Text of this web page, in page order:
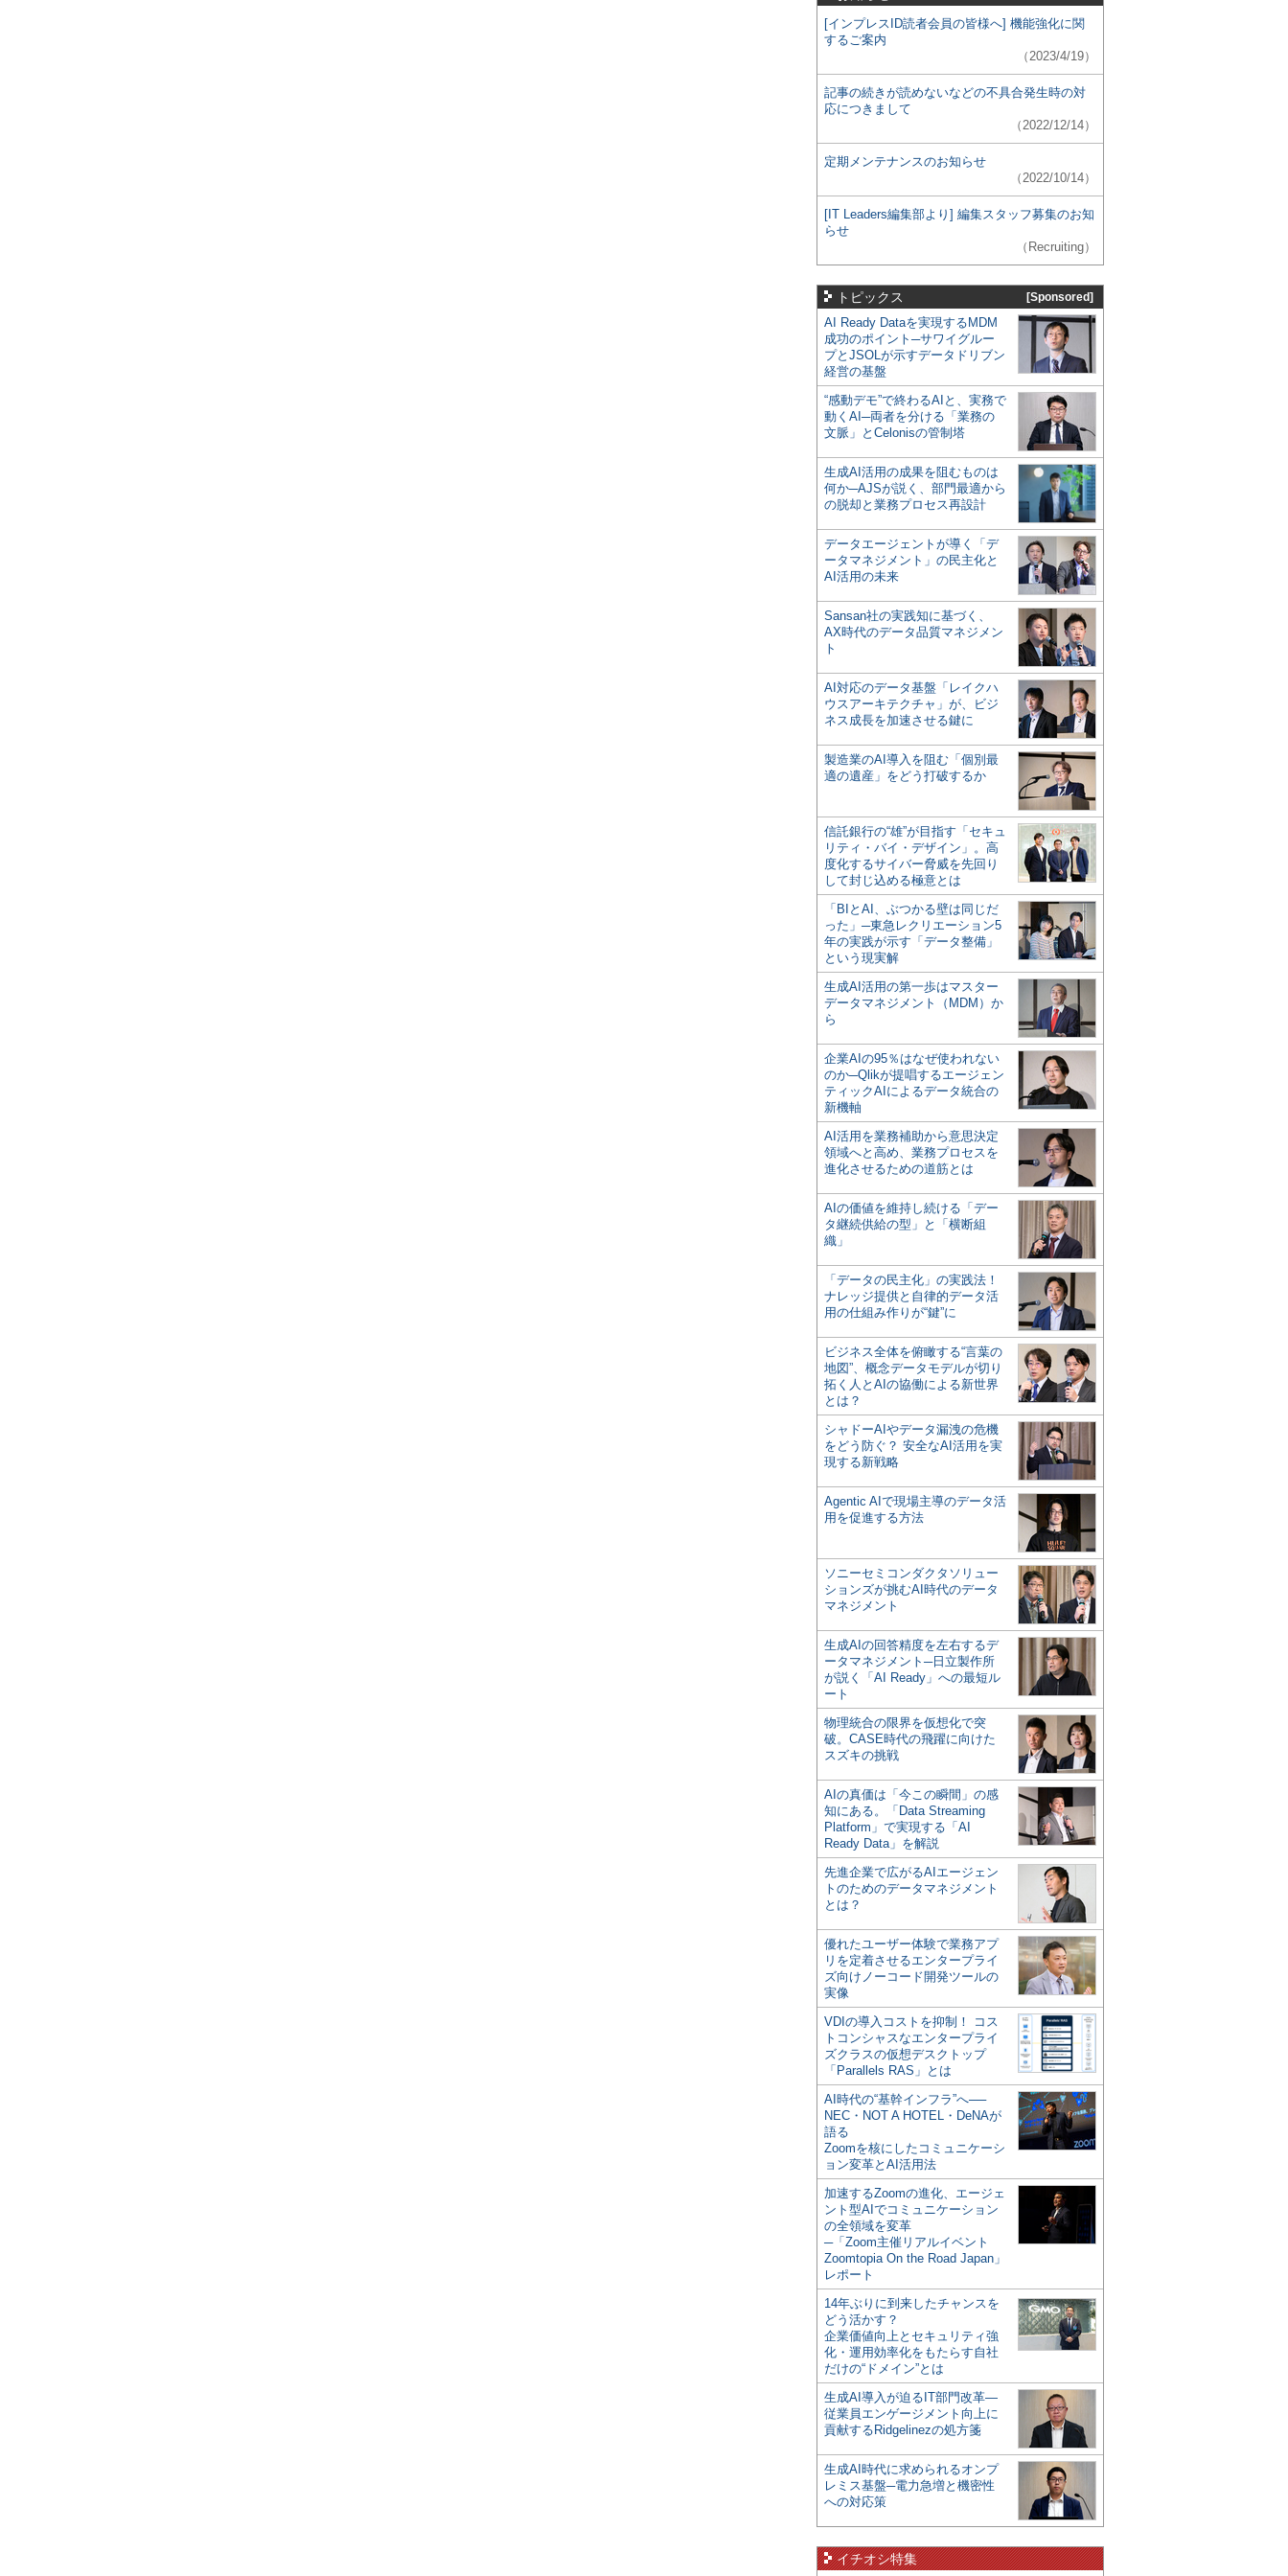
[インプレスID読者会員の皆様へ] 機能強化に関
するご案内
（2023/4/19）
記事の続きが読めないなどの不具合発生時の対
応につきまして
（2022/12/14）
定期メンテナンスのお知らせ
（2022/10/14）
[IT Leaders編集部より] 編集スタッフ募集のお知
らせ
（Recruiting）
トピックス [Sponsored]
AI Ready Dataを実現するMDM
成功のポイント─サワイグルー
プとJSOLが示すデータドリブン
経営の基盤
“感動デモ”で終わるAIと、実務で
動くAI─両者を分ける「業務の
文脈」とCelonisの管制塔
生成AI活用の成果を阻むものは
何か─AJSが説く、部門最適から
の脱却と業務プロセス再設計
データエージェントが導く「デ
ータマネジメント」の民主化と
AI活用の未来
Sansan社の実践知に基づく、
AX時代のデータ品質マネジメン
ト
AI対応のデータ基盤「レイクハ
ウスアーキテクチャ」が、ビジ
ネス成長を加速させる鍵に
製造業のAI導入を阻む「個別最
適の遺産」をどう打破するか
信託銀行の“雄”が目指す「セキュ
リティ・バイ・デザイン」。高
度化するサイバー脅威を先回り
して封じ込める極意とは
「BIとAI、ぶつかる壁は同じだ
った」─東急レクリエーション5
年の実践が示す「データ整備」
という現実解
生成AI活用の第一歩はマスター
データマネジメント（MDM）か
ら
企業AIの95％はなぜ使われない
のか─Qlikが提唱するエージェン
ティックAIによるデータ統合の
新機軸
AI活用を業務補助から意思決定
領域へと高め、業務プロセスを
進化させるための道筋とは
AIの価値を維持し続ける「デー
タ継続供給の型」と「横断組
織」
「データの民主化」の実践法！
ナレッジ提供と自律的データ活
用の仕組み作りが“鍵”に
ビジネス全体を俯瞰する“言葉の
地図”、概念データモデルが切り
拓く人とAIの協働による新世界
とは？
シャドーAIやデータ漏洩の危機
をどう防ぐ？ 安全なAI活用を実
現する新戦略
Agentic AIで現場主導のデータ活
用を促進する方法
ソニーセミコンダクタソリュー
ションズが挑むAI時代のデータ
マネジメント
生成AIの回答精度を左右するデ
ータマネジメント─日立製作所
が説く「AI Ready」への最短ル
ート
物理統合の限界を仮想化で突
破。CASE時代の飛躍に向けた
スズキの挑戦
AIの真価は「今この瞬間」の感
知にある。「Data Streaming
Platform」で実現する「AI
Ready Data」を解説
先進企業で広がるAIエージェン
トのためのデータマネジメント
とは？
優れたユーザー体験で業務アプ
リを定着させるエンタープライ
ズ向けノーコード開発ツールの
実像
VDIの導入コストを抑制！ コス
トコンシャスなエンタープライ
ズクラスの仮想デスクトップ
「Parallels RAS」とは
AI時代の“基幹インフラ”へ──
NEC・NOT A HOTEL・DeNAが
語る
Zoomを核にしたコミュニケーシ
ョン変革とAI活用法
加速するZoomの進化、エージェ
ント型AIでコミュニケーション
の全領域を変革
─「Zoom主催リアルイベント
Zoomtopia On the Road Japan」
レポート
14年ぶりに到来したチャンスを
どう活かす？
企業価値向上とセキュリティ強
化・運用効率化をもたらす自社
だけの“ドメイン”とは
生成AI導入が迫るIT部門改革―
従業員エンゲージメント向上に
貢献するRidgelinezの処方箋
生成AI時代に求められるオンプ
レミス基盤─電力急増と機密性
への対応策
イチオシ特集